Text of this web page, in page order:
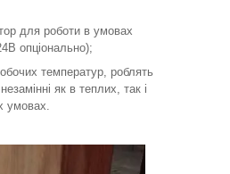
для роботи в умовах
опціонально);
температур, роблять
як в теплих, так і
умовах.